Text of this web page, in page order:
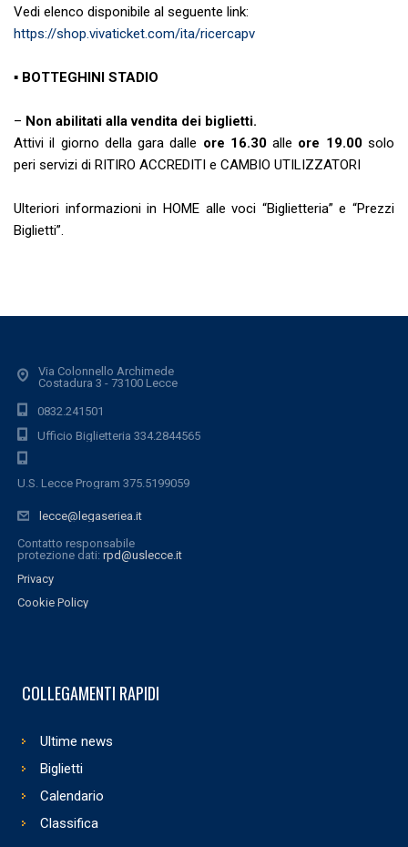
Vedi elenco disponibile al seguente link:
https://shop.vivaticket.com/ita/ricercapv
▪ BOTTEGHINI STADIO
– Non abilitati alla vendita dei biglietti.
Attivi il giorno della gara dalle ore 16.30alle ore 19.00solo
peri servizi di RITIRO ACCREDITI e CAMBIO UTILIZZATORI
Ulteriori informazioni in HOME alle voci “Biglietteria” e “Prezzi
Biglietti”.
Via Colonnello Archimede
Costadura 3 - 73100 Lecce
0832.241501
Ufficio Biglietteria 334.2844565
U.S. Lecce Program 375.5199059
lecce@legaseriea.it
Contatto responsabile
protezione dati: rpd@uslecce.it
Privacy
Cookie Policy
COLLEGAMENTI RAPIDI
Ultime news
Biglietti
Calendario
Classifica